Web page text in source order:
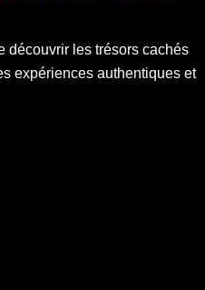
découvrir les trésors cachés
expériences authentiques et